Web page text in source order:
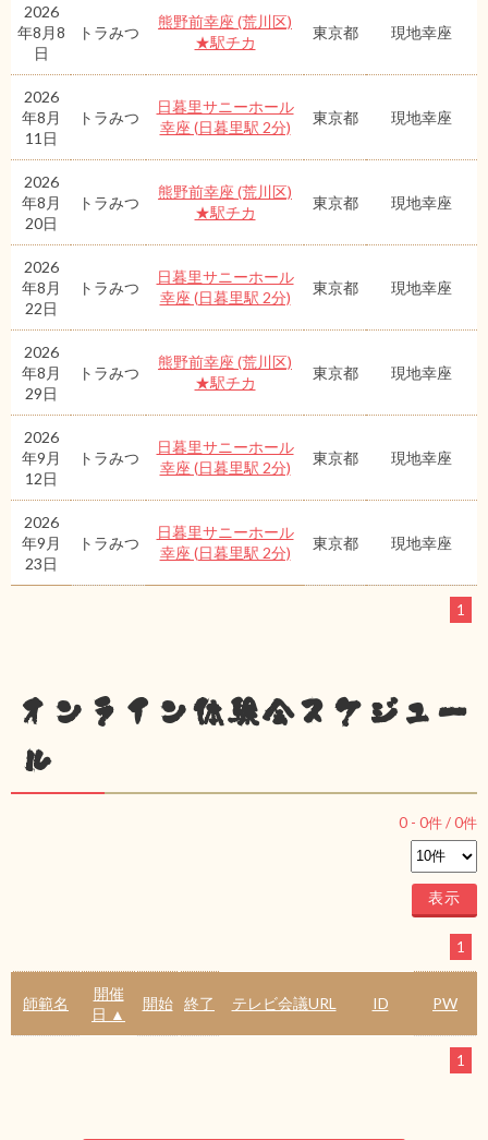
2026
年8月8
日
トラみつ
熊野前幸座 (荒川区)
★駅チカ
東京都 現地幸座
2026
年8月
11日
トラみつ
日暮里サニーホール
幸座 (日暮里駅 2分)
東京都 現地幸座
2026
年8月
20日
トラみつ
熊野前幸座 (荒川区)
★駅チカ
東京都 現地幸座
2026
年8月
22日
トラみつ
日暮里サニーホール
幸座 (日暮里駅 2分)
東京都 現地幸座
2026
年8月
29日
トラみつ
熊野前幸座 (荒川区)
★駅チカ
東京都 現地幸座
2026
年9月
12日
トラみつ
日暮里サニーホール
幸座 (日暮里駅 2分)
東京都 現地幸座
2026
年9月
23日
トラみつ
日暮里サニーホール
幸座 (日暮里駅 2分)
東京都 現地幸座
1
オンライン体験会スケジュー
ル
0 - 0件 /0件
1
師範名
開催
日 ▲
開始 終了 テレビ会議URL ID PW
1